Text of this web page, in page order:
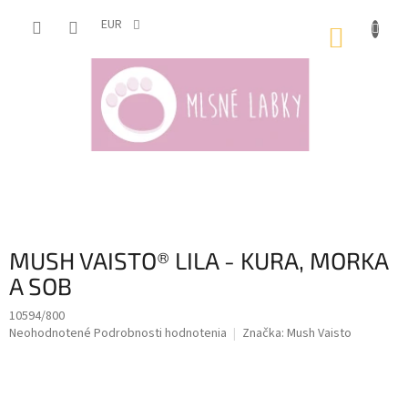
EUR
MUSH VAISTO® LILA - KURA, MORKA
A SOB
10594/800
Priemerné
Neohodnotené Podrobnosti hodnotenia Značka: Mush Vaisto